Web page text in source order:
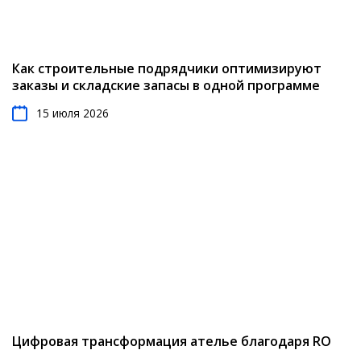
Как строительные подрядчики оптимизируют
заказы и складские запасы в одной программе
15 июля 2026
Цифровая трансформация ателье благодаря RO